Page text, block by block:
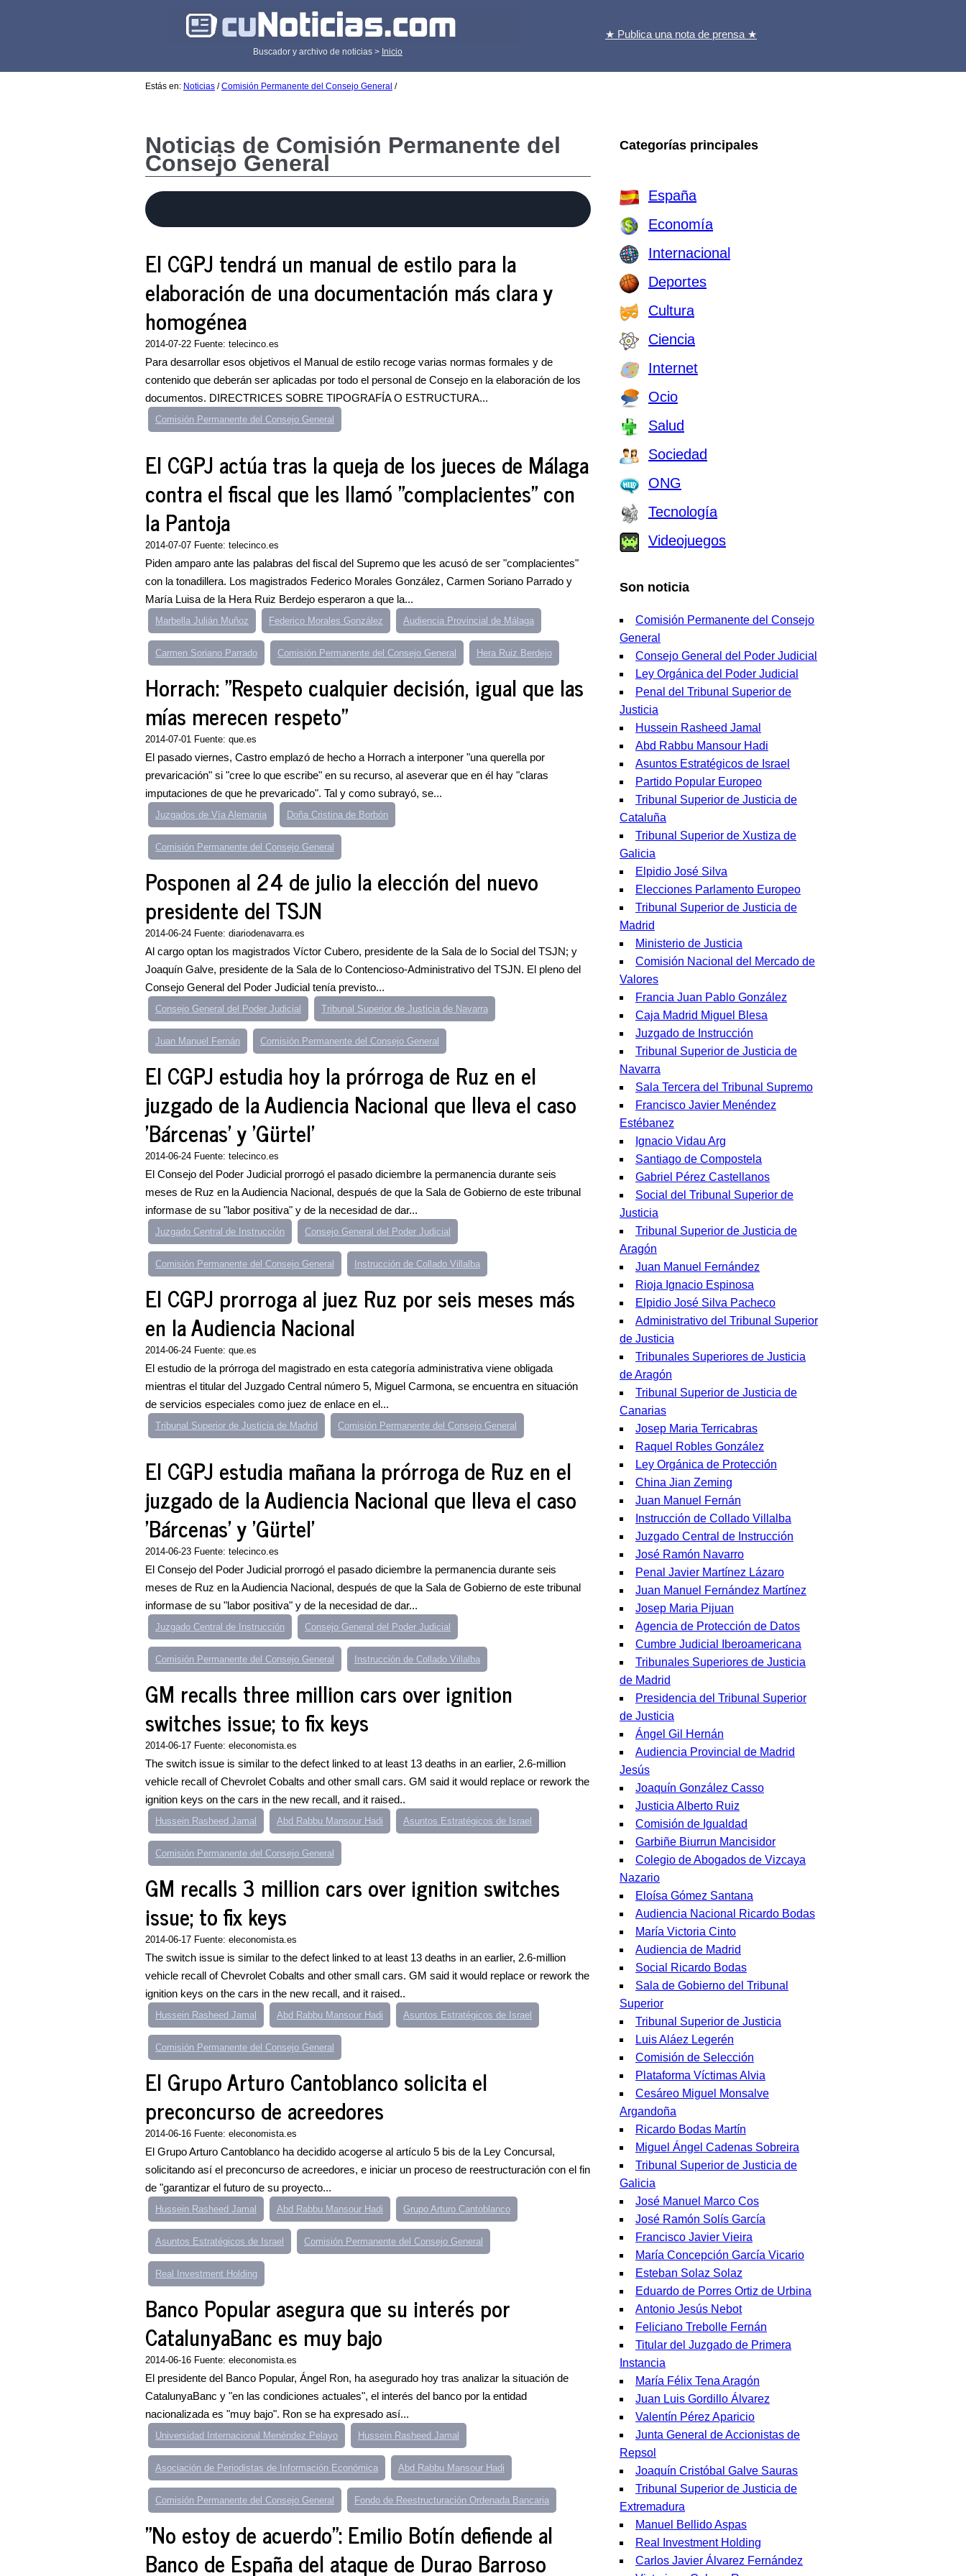
Buscador y archivo de noticias > Inicio
★ Publica una nota de prensa ★
Estás en: Noticias /Comisión Permanente del Consejo General /
Noticias de Comisión Permanente del
Consejo General
El CGPJ tendrá un manual de estilo para la
elaboración de una documentación más clara y
homogénea
2014-07-22 Fuente: telecinco.es
Para desarrollar esos objetivos el Manual de estilo recoge varias normas formales y de
contenido que deberán ser aplicadas por todo el personal de Consejo en la elaboración de los
documentos. DIRECTRICES SOBRE TIPOGRAFÍA O ESTRUCTURA...
Comisión Permanente del Consejo General
El CGPJ actúa tras la queja de los jueces de Málaga
contra el fiscal que les llamó "complacientes" con
la Pantoja
2014-07-07 Fuente: telecinco.es
Piden amparo ante las palabras del fiscal del Supremo que les acusó de ser "complacientes"
con la tonadillera. Los magistrados Federico Morales González, Carmen Soriano Parrado y
María Luisa de la Hera Ruiz Berdejo esperaron a que la...
Marbella Julián Muñoz Federico Morales González Audiencia Provincial de Málaga
Carmen Soriano Parrado Comisión Permanente del Consejo General Hera Ruiz Berdejo
Horrach: "Respeto cualquier decisión, igual que las
mías merecen respeto"
2014-07-01 Fuente: que.es
El pasado viernes, Castro emplazó de hecho a Horrach a interponer "una querella por
prevaricación" si "cree lo que escribe" en su recurso, al aseverar que en él hay "claras
imputaciones de que he prevaricado". Tal y como subrayó, se...
Juzgados de Vía Alemania Doña Cristina de Borbón
Comisión Permanente del Consejo General
Posponen al 24 de julio la elección del nuevo
presidente del TSJN
2014-06-24 Fuente: diariodenavarra.es
Al cargo optan los magistrados Víctor Cubero, presidente de la Sala de lo Social del TSJN; y
Joaquín Galve, presidente de la Sala de lo Contencioso-Administrativo del TSJN. El pleno del
Consejo General del Poder Judicial tenía previsto...
Consejo General del Poder Judicial Tribunal Superior de Justicia de Navarra
Juan Manuel Fernán Comisión Permanente del Consejo General
El CGPJ estudia hoy la prórroga de Ruz en el
juzgado de la Audiencia Nacional que lleva el caso
'Bárcenas' y 'Gürtel'
2014-06-24 Fuente: telecinco.es
El Consejo del Poder Judicial prorrogó el pasado diciembre la permanencia durante seis
meses de Ruz en la Audiencia Nacional, después de que la Sala de Gobierno de este tribunal
informase de su "labor positiva" y de la necesidad de dar...
Juzgado Central de Instrucción Consejo General del Poder Judicial
Comisión Permanente del Consejo General Instrucción de Collado Villalba
El CGPJ prorroga al juez Ruz por seis meses más
en la Audiencia Nacional
2014-06-24 Fuente: que.es
El estudio de la prórroga del magistrado en esta categoría administrativa viene obligada
mientras el titular del Juzgado Central número 5, Miguel Carmona, se encuentra en situación
de servicios especiales como juez de enlace en el...
Tribunal Superior de Justicia de Madrid Comisión Permanente del Consejo General
El CGPJ estudia mañana la prórroga de Ruz en el
juzgado de la Audiencia Nacional que lleva el caso
'Bárcenas' y 'Gürtel'
2014-06-23 Fuente: telecinco.es
El Consejo del Poder Judicial prorrogó el pasado diciembre la permanencia durante seis
meses de Ruz en la Audiencia Nacional, después de que la Sala de Gobierno de este tribunal
informase de su "labor positiva" y de la necesidad de dar...
Juzgado Central de Instrucción Consejo General del Poder Judicial
Comisión Permanente del Consejo General Instrucción de Collado Villalba
GM recalls three million cars over ignition
switches issue; to fix keys
2014-06-17 Fuente: eleconomista.es
The switch issue is similar to the defect linked to at least 13 deaths in an earlier, 2.6-million
vehicle recall of Chevrolet Cobalts and other small cars. GM said it would replace or rework the
ignition keys on the cars in the new recall, and it raised..
Hussein Rasheed Jamal Abd Rabbu Mansour Hadi Asuntos Estratégicos de Israel
Comisión Permanente del Consejo General
GM recalls 3 million cars over ignition switches
issue; to fix keys
2014-06-17 Fuente: eleconomista.es
The switch issue is similar to the defect linked to at least 13 deaths in an earlier, 2.6-million
vehicle recall of Chevrolet Cobalts and other small cars. GM said it would replace or rework the
ignition keys on the cars in the new recall, and it raised..
Hussein Rasheed Jamal Abd Rabbu Mansour Hadi Asuntos Estratégicos de Israel
Comisión Permanente del Consejo General
El Grupo Arturo Cantoblanco solicita el
preconcurso de acreedores
2014-06-16 Fuente: eleconomista.es
El Grupo Arturo Cantoblanco ha decidido acogerse al artículo 5 bis de la Ley Concursal,
solicitando así el preconcurso de acreedores, e iniciar un proceso de reestructuración con el fin
de "garantizar el futuro de su proyecto...
Hussein Rasheed Jamal Abd Rabbu Mansour Hadi Grupo Arturo Cantoblanco
Asuntos Estratégicos de Israel Comisión Permanente del Consejo General
Real Investment Holding
Banco Popular asegura que su interés por
CatalunyaBanc es muy bajo
2014-06-16 Fuente: eleconomista.es
El presidente del Banco Popular, Ángel Ron, ha asegurado hoy tras analizar la situación de
CatalunyaBanc y "en las condiciones actuales", el interés del banco por la entidad
nacionalizada es "muy bajo". Ron se ha expresado así...
Universidad Internacional Menéndez Pelayo Hussein Rasheed Jamal
Asociación de Periodistas de Información Económica Abd Rabbu Mansour Hadi
Comisión Permanente del Consejo General Fondo de Reestructuración Ordenada Bancaria
"No estoy de acuerdo": Emilio Botín defiende al
Banco de España del ataque de Durao Barroso
Categorías principales
España
Economía
Internacional
Deportes
Cultura
Ciencia
Internet
Ocio
Salud
Sociedad
ONG
Tecnología
Videojuegos
Son noticia
Comisión Permanente del Consejo
General
Consejo General del Poder Judicial
Ley Orgánica del Poder Judicial
Penal del Tribunal Superior de
Justicia
Hussein Rasheed Jamal
Abd Rabbu Mansour Hadi
Asuntos Estratégicos de Israel
Partido Popular Europeo
Tribunal Superior de Justicia de
Cataluña
Tribunal Superior de Xustiza de
Galicia
Elpidio José Silva
Elecciones Parlamento Europeo
Tribunal Superior de Justicia de
Madrid
Ministerio de Justicia
Comisión Nacional del Mercado de
Valores
Francia Juan Pablo González
Caja Madrid Miguel Blesa
Juzgado de Instrucción
Tribunal Superior de Justicia de
Navarra
Sala Tercera del Tribunal Supremo
Francisco Javier Menéndez
Estébanez
Ignacio Vidau Arg
Santiago de Compostela
Gabriel Pérez Castellanos
Social del Tribunal Superior de
Justicia
Tribunal Superior de Justicia de
Aragón
Juan Manuel Fernández
Rioja Ignacio Espinosa
Elpidio José Silva Pacheco
Administrativo del Tribunal Superior
de Justicia
Tribunales Superiores de Justicia
de Aragón
Tribunal Superior de Justicia de
Canarias
Josep Maria Terricabras
Raquel Robles González
Ley Orgánica de Protección
China Jian Zeming
Juan Manuel Fernán
Instrucción de Collado Villalba
Juzgado Central de Instrucción
José Ramón Navarro
Penal Javier Martínez Lázaro
Juan Manuel Fernández Martínez
Josep Maria Pijuan
Agencia de Protección de Datos
Cumbre Judicial Iberoamericana
Tribunales Superiores de Justicia
de Madrid
Presidencia del Tribunal Superior
de Justicia
Ángel Gil Hernán
Audiencia Provincial de Madrid
Jesús
Joaquín González Casso
Justicia Alberto Ruiz
Comisión de Igualdad
Garbiñe Biurrun Mancisidor
Colegio de Abogados de Vizcaya
Nazario
Eloísa Gómez Santana
Audiencia Nacional Ricardo Bodas
María Victoria Cinto
Audiencia de Madrid
Social Ricardo Bodas
Sala de Gobierno del Tribunal
Superior
Tribunal Superior de Justicia
Luis Aláez Legerén
Comisión de Selección
Plataforma Víctimas Alvia
Cesáreo Miguel Monsalve
Argandoña
Ricardo Bodas Martín
Miguel Ángel Cadenas Sobreira
Tribunal Superior de Justicia de
Galicia
José Manuel Marco Cos
José Ramón Solís García
Francisco Javier Vieira
María Concepción García Vicario
Esteban Solaz Solaz
Eduardo de Porres Ortiz de Urbina
Antonio Jesús Nebot
Feliciano Trebolle Fernán
Titular del Juzgado de Primera
Instancia
María Félix Tena Aragón
Juan Luis Gordillo Álvarez
Valentín Pérez Aparicio
Junta General de Accionistas de
Repsol
Joaquín Cristóbal Galve Sauras
Tribunal Superior de Justicia de
Extremadura
Manuel Bellido Aspas
Real Investment Holding
Carlos Javier Álvarez Fernández